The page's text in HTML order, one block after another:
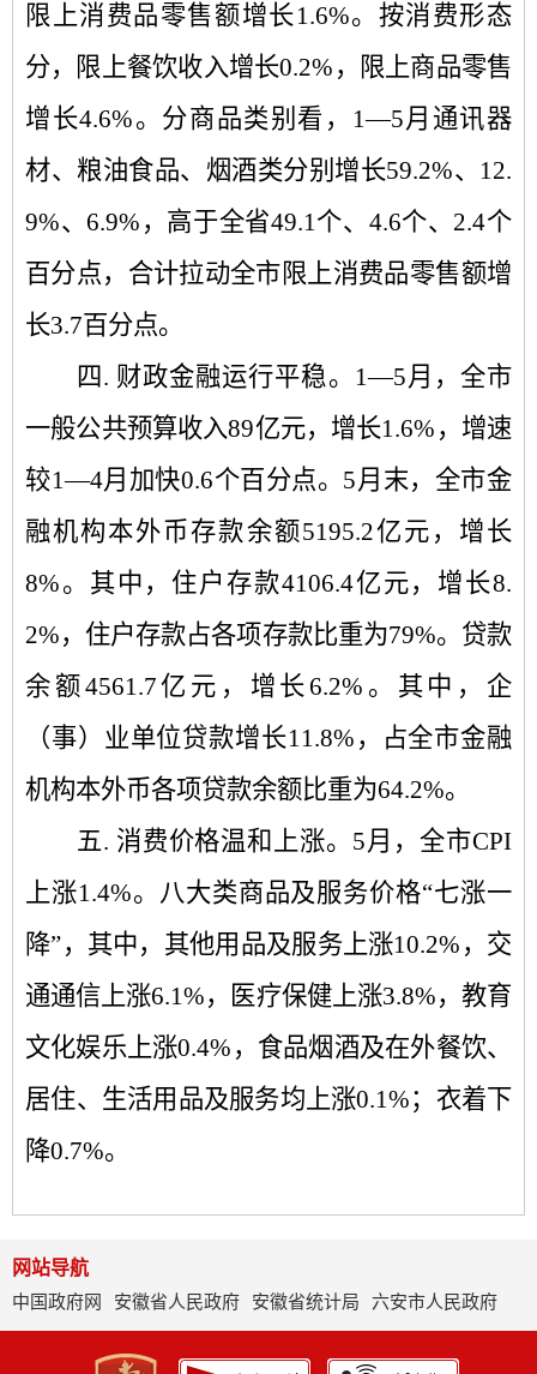
限上消费品零售额增长1.6%。按消费形态
分，限上餐饮收入增长0.2% ，限上商品零售
增长4.6%。分商品类别看， 1—5月通讯器
材、粮油食品、烟酒类分别增长59.2%、 12.
9%、 6.9% ， 高于全省49.1个、 4.6个、 2.4个
百分点，合计拉动全市限上消费品零售额增
长3.7百分点。
四. 财政金融运行平稳。 1—5月，全市
一般公共预算收入89亿元，增长1.6% ，增速
较1—4月加快0.6个百分点。 5月末，全市金
融机构本外币存款余额5195.2亿元，增长
8%。其中，住户存款4106.4亿元，增长8.
2%，住户存款占各项存款比重为79%。贷款
余额4561.7亿元，增长 6.2% 。其中，企
（事）业单位贷款增长11.8% ，占全市金融
机构本外币各项贷款余额比重为64.2%。
五. 消费价格温和上涨。 5月，全市CPI
上涨1.4%。八大类商品及服务价格“七涨一
降”，其中，其他用品及服务上涨10.2% ，交
通通信上涨6.1%，医疗保健上涨3.8%，教育
文化娱乐上涨0.4% ，食品烟酒及在外餐饮、
居住、生活用品及服务均上涨0.1%；衣着下
降0.7%。
网站导航
中国政府网
安徽省人民政府 安徽省统计局 六安市人民政府